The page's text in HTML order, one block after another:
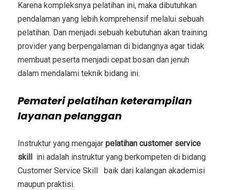
Karena kompleksnya pelatihan ini, maka dibutuhkan
pendalaman yang lebih komprehensif melalui sebuah
pelatihan. Dan menjadi sebuah kebutuhan akan training
provider yang berpengalaman di bidangnya agar tidak
membuat peserta menjadi cepat bosan dan jenuh
dalam mendalami teknik bidang ini.
Pemateripelatihan keterampilan
layanan pelanggan
Instruktur yang mengajar pelatihan customer service
skill
ini adalah instruktur yang berkompeten di bidang
Customer Service Skill
baik dari kalangan akademisi
maupun praktisi.